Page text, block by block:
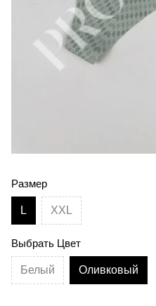
Размер
L XXL
Выбрать Цвет
Белый Оливковый